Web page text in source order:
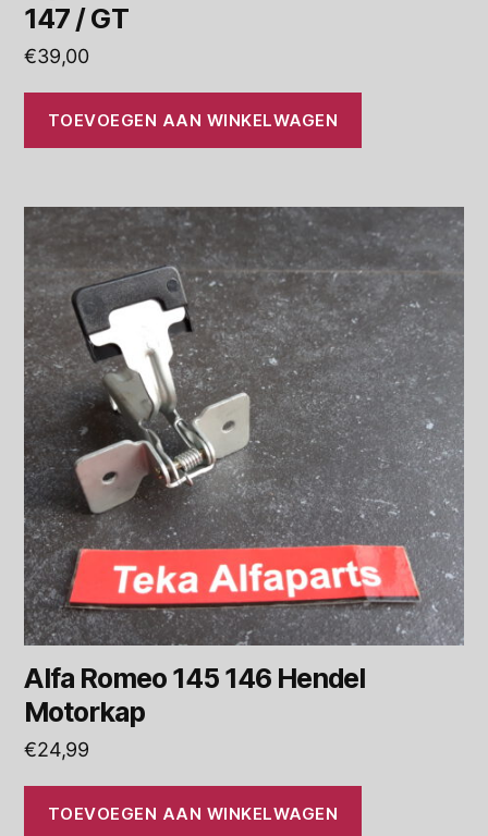
147 / GT
€39,00
TOEVOEGEN AAN WINKELWAGEN
Alfa Romeo 145 146 Hendel
Motorkap
€24,99
TOEVOEGEN AAN WINKELWAGEN